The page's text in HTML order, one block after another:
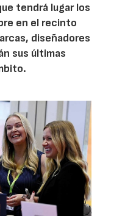
tendrá lugar los
en el recinto
diseñadores
sus últimas